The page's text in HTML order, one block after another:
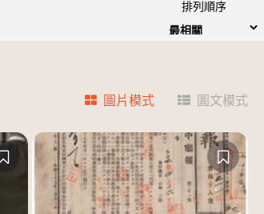
排列順序
圖片模式 圖文模式